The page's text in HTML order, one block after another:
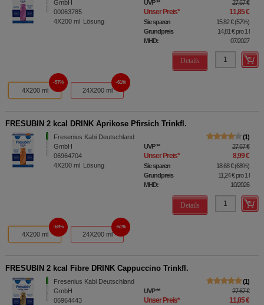
GmbH
00063785
4X200 ml Lösung
UVP** 27,67 €
Unser Preis* 11,85 €
Sie sparen 15,82 €(57%)
Grundpreis
14,81 €pro 1 l
MHD:
07/2027
Details
4X200 ml
57%
24X200 ml
61%
FRESUBIN 2 kcal DRINK Aprikose Pfirsich Trinkfl.
Fresenius Kabi Deutschland
GmbH
06964704
4X200 ml Lösung
1
UVP** 27,67 €
Unser Preis* 8,99 €
Sie sparen 18,68 €(68%)
Grundpreis
11,24 €pro 1 l
MHD:
10/2026
Details
4X200 ml
68%
24X200 ml
61%
FRESUBIN 2 kcal Fibre DRINK Cappuccino Trinkfl.
Fresenius Kabi Deutschland
GmbH
06964443
1
UVP** 27,67 €
Unser Preis* 11,85 €